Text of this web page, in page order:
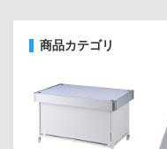
商品カテゴリ